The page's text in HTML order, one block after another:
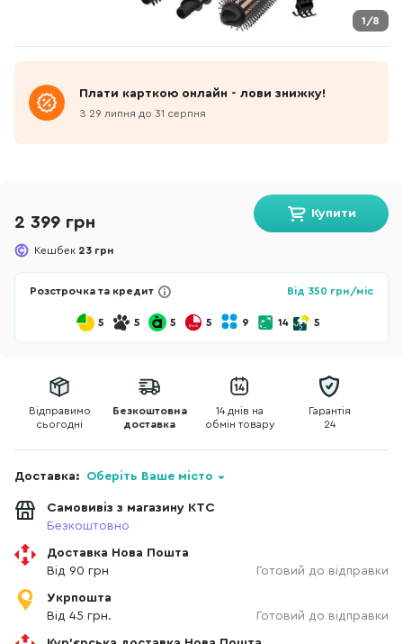
1/8
Плати карткою онлайн - лови знижку!
З 29 липня до 31 серпня
2 399 грн
Кешбек 23 грн
Купити
Розстрочка та кредит Від 350 грн/міс
5 5 5 5 9 14 5
Відправимо
сьогодні
Безкоштовна
доставка
14 днів на
обмін товару
Гарантія
24
Доставка: Оберіть Ваше місто
Самовивіз з магазину КТС
Безкоштовно
Доставка Нова Пошта
Від 90 грн
Готовий до відправки
Укрпошта
Від 45 грн.
Готовий до відправки